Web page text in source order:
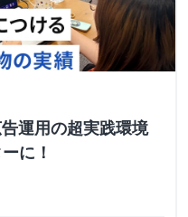
運用の超実践環境
に！